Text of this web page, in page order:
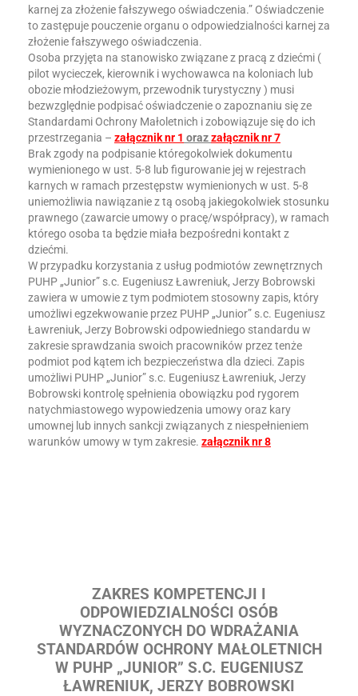
karnej za złożenie fałszywego oświadczenia.” Oświadczenie
to zastępuje pouczenie organu o odpowiedzialności karnej za
złożenie fałszywego oświadczenia.
Osoba przyjęta na stanowisko związane z pracą z dziećmi (
pilot wycieczek, kierownik i wychowawca na koloniach lub
obozie młodzieżowym, przewodnik turystyczny ) musi
bezwzględnie podpisać oświadczenie o zapoznaniu się ze
Standardami Ochrony Małoletnich i zobowiązuje się do ich
przestrzegania – załącznik nr 1 orazzałącznik nr 7
Brak zgody na podpisanie któregokolwiek dokumentu
wymienionego w ust. 5-8 lub figurowanie jej w rejestrach
karnych w ramach przestępstw wymienionych w ust. 5-8
uniemożliwia nawiązanie z tą osobą jakiegokolwiek stosunku
prawnego (zawarcie umowy o pracę/współpracy), w ramach
którego osoba ta będzie miała bezpośredni kontakt z
dziećmi.
W przypadku korzystania z usług podmiotów zewnętrznych
PUHP „Junior” s.c. Eugeniusz Ławreniuk, Jerzy Bobrowski
zawiera w umowie z tym podmiotem stosowny zapis, który
umożliwi egzekwowanie przez PUHP „Junior” s.c. Eugeniusz
Ławreniuk, Jerzy Bobrowski odpowiedniego standardu w
zakresie sprawdzania swoich pracowników przez tenże
podmiot pod kątem ich bezpieczeństwa dla dzieci. Zapis
umożliwi PUHP „Junior” s.c. Eugeniusz Ławreniuk, Jerzy
Bobrowski kontrolę spełnienia obowiązku pod rygorem
natychmiastowego wypowiedzenia umowy oraz kary
umownej lub innych sankcji związanych z niespełnieniem
warunków umowy w tym zakresie. załącznik nr 8
ZAKRES KOMPETENCJI I
ODPOWIEDZIALNOŚCI OSÓB
WYZNACZONYCH DO WDRAŻANIA
STANDARDÓW OCHRONY MAŁOLETNICH
W PUHP „JUNIOR” S.C. EUGENIUSZ
ŁAWRENIUK, JERZY BOBROWSKI